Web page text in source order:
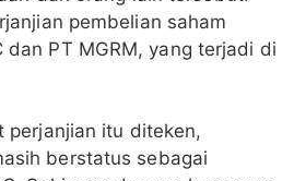
pembelian saham
dan PT MGRM, yang terjadi di
perjanjian itu diteken,
berstatus sebagai